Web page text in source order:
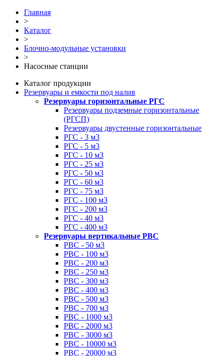
Главная
>
Каталог
>
Блочно-модульные установки
>
Насосные станции
Каталог продукции
Резервуары и емкости под налив
Резервуары горизонтальные РГС
Резервуары подземные горизонтальные
(РГСП)
Резервуары двустенные горизонтальные
РГС - 3 м3
РГС - 5 м3
РГС - 10 м3
РГС - 25 м3
РГС - 50 м3
РГС - 60 м3
РГС - 75 м3
РГС - 100 м3
РГС - 200 м3
РГС - 40 м3
РГС - 400 м3
Резервуары вертикальные РВС
РВС - 50 м3
РВС - 100 м3
РВС - 200 м3
РВС - 250 м3
РВС - 300 м3
РВС - 400 м3
РВС - 500 м3
РВС - 700 м3
РВС - 1000 м3
РВС - 2000 м3
РВС - 3000 м3
РВС - 10000 м3
РВС - 20000 м3